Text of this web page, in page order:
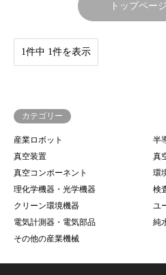
トップペー
1件中 1件を表示
カテゴリー
産業ロボット
半
真空装置
真
真空コンポーネント
環
理化学機器・光学機器
検
クリーン環境機器
ユ
電気計測器・電気部品
純
その他の産業機械